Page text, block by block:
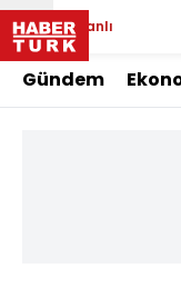
Canlı
Gündem